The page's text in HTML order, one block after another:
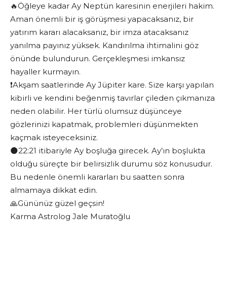
🔥Öğleye kadar Ay Neptün karesinin enerjileri hakim.
Aman önemli bir iş görüşmesi yapacaksanız, bir
yatırım kararı alacaksanız, bir imza atacaksanız
yanılma payınız yüksek. Kandırılma ihtimalini göz
önünde bulundurun. Gerçekleşmesi imkansız
hayaller kurmayın.
❗️Akşam saatlerinde Ay Jüpiter kare. Size karşı yapılan
kibirli ve kendini beğenmiş tavırlar çileden çıkmanıza
neden olabilir. Her türlü olumsuz düşünceye
gözlerinizi kapatmak, problemleri düşünmekten
kaçmak isteyeceksiniz.
🌑22:21 itibariyle Ay boşluğa girecek. Ay’ın boşlukta
olduğu süreçte bir belirsizlik durumu söz konusudur.
Bu nedenle önemli kararları bu saatten sonra
almamaya dikkat edin.
🙏Gününüz güzel geçsin!
Karma Astrolog Jale Muratoğlu